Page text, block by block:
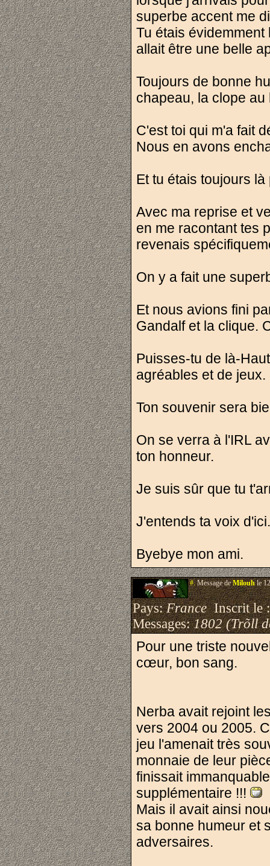
superbe accent me
Tu étais
allait être une belle
Toujours de bonne
chapeau, la clope
C'est toi qui m'a fait
Nous en avons
Et tu étais toujours
Avec ma reprise et
en me racontant tes
revenais
On y a fait une
Et nous avions fini
Gandalf et la clique.
Puisses-tu de là-
agréables et de jeux.
Ton souvenir sera
On se verra à l'IRL
ton honneur.
Je suis sûr que tu
J'entends ta voix d'ici.
Byebye mon ami.
#.Message deMilouhle
Pays:FranceInscrit le
Messages:1802 (Trõll
Pour une triste
cœur, bon sang.
Nerba avait rejoint
vers 2004 ou 2005.
jeu l'amenait très
monnaie de leur
finissait
supplémentaire !!!
Mais il avait ainsi
sa bonne humeur et
adversaires.